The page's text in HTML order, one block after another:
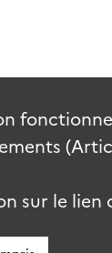
sur le lien